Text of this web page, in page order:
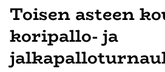
Toisen asteen
koripallo- ja